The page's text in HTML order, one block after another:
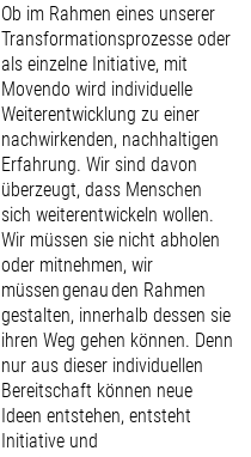
Ob im Rahmen eines unserer
Transformationsprozesse oder
als einzelne Initiative, mit
Movendo wird individuelle
Weiterentwicklung zu einer
nachwirkenden, nachhaltigen
Erfahrung. Wir sind davon
überzeugt, dass Menschen
sich weiterentwickeln wollen.
Wir müssen sie nicht abholen
oder mitnehmen, wir
müssen genau den Rahmen
gestalten, innerhalb dessen sie
ihren Weg gehen können. Denn
nur aus dieser individuellen
Bereitschaft können neue
Ideen entstehen, entsteht
Initiative und